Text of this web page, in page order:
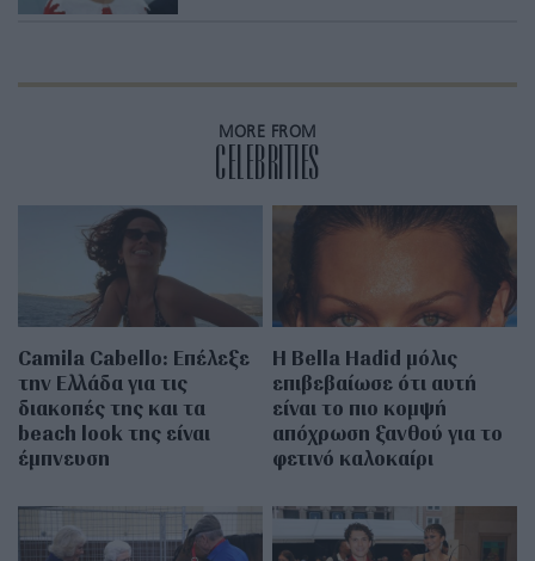
MORE FROM
CELEBRITIES
Camila Cabello: Επέλεξε
την Ελλάδα για τις
διακοπές της και τα
beach look της είναι
έμπνευση
Η Bella Hadid μόλις
επιβεβαίωσε ότι αυτή
είναι το πιο κομψή
απόχρωση ξανθού για το
φετινό καλοκαίρι